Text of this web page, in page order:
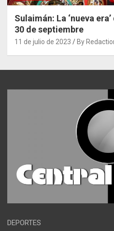
Sulaimán: La ‘nueva era’
30 de septiembre
11 de julio de 2023 By
DEPORTES